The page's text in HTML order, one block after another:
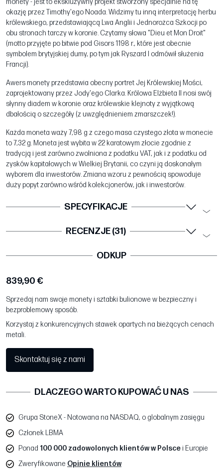
monety - jest to ekskluzywny projekt stworzony specjalnie na tę
okazję przez Timothy'ego Noada. Widzimy tu inną interpretację herbu
królewskiego, przedstawiającą Lwa Anglii i Jednorożca Szkocji po
obu stronach tarczy w koronie. Czytamy słowa "Dieu et Mon Droit"
(motto przyjęte po bitwie pod Gisors 1198 r., które jest obecnie
symbolem brytyjskiej dumy, po tym jak Ryszard I odmówił służenia
Francji).
Awers monety przedstawia obecny portret Jej Królewskiej Mości,
zaprojektowany przez Jody'ego Clarka. Królowa Elżbieta II nosi swój
słynny diadem w koronie oraz królewskie klejnoty z wyjątkową
dbałością o szczegóły (z uwzględnieniem zmarszczek!).
Każda moneta waży 7,98 g z czego masa czystego złota w monecie
to 7,32 g. Moneta jest wybita w 22 karatowym złocie zgodnie z
tradycją i jest zarówno zwolniona z podatku VAT, jak i z podatku od
zysków kapitałowych w Wielkiej Brytanii, co czyni ją doskonałym
wyborem dla inwestorów. Zmiana wzoru z pewnością spowoduje
duży popyt zarówno wśród kolekcjonerów, jak i inwestorów.
SPECYFIKACJE
RECENZJE (31)
ODKUP
839,90 €
Sprzedaj nam swoje monety i sztabki bulionowe w bezpieczny i
bezproblemowy sposób.
Korzystaj z konkurencyjnych stawek opartych na bieżących cenach
metali.
Skontaktuj się z nami
DLACZEGO WARTO KUPOWAĆ U NAS
Grupa StoneX - Notowana na NASDAQ, o globalnym zasięgu
Członek LBMA
Ponad 100 000 zadowolonych klientów w Polscei Europie
Zweryfikowane Opinie klientów